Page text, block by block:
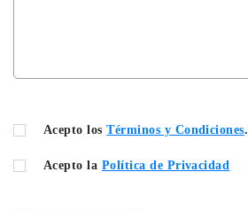
Acepto losTérminos y Condiciones.
Acepto la Política de Privacidad